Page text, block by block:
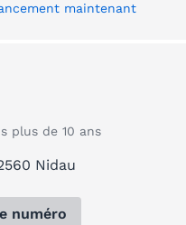
maintenant
plus de 10 ans
Nidau
numéro